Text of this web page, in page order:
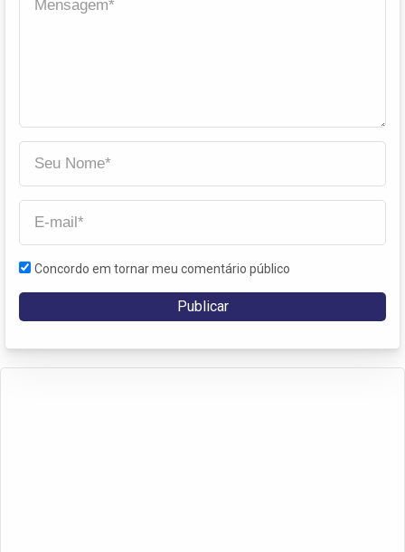
Concordo em tornar meu comentário público